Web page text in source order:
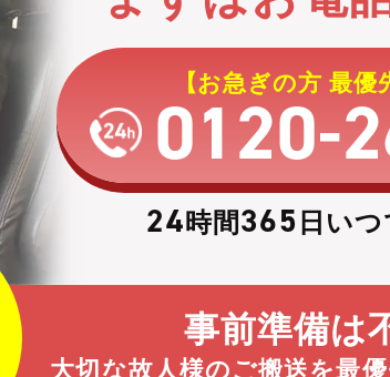
【お急ぎの方 最優
0120-
24時間365日い
事前準備は
大切な故人様のご搬送を最